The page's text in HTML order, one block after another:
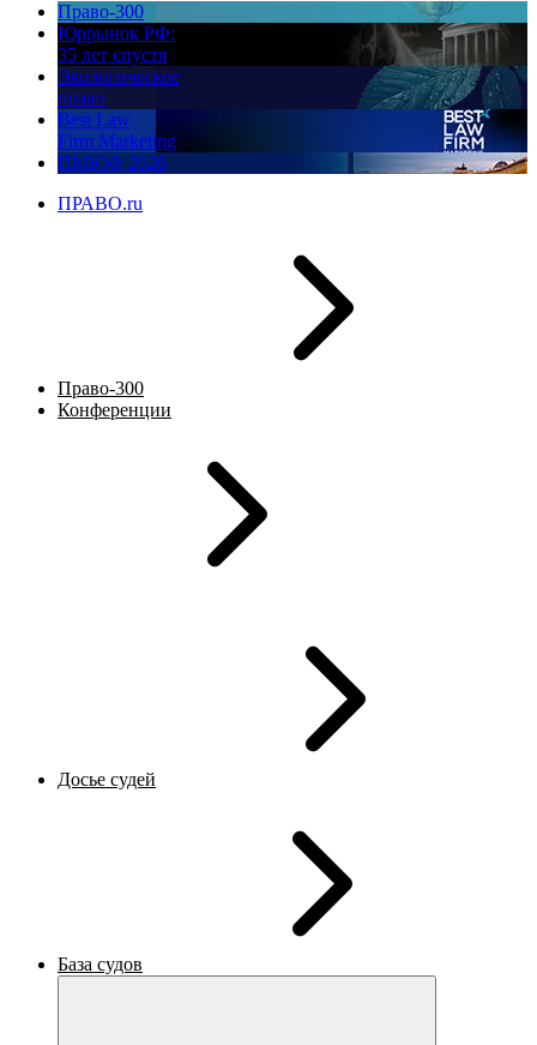
Право-300
Юррынок РФ:
35 лет спустя
Экологическое
право
Best Law
Firm Marketing
ПМЮФ 2026
ПРАВО.ru
Право-300
Конференции
Досье судей
База судов